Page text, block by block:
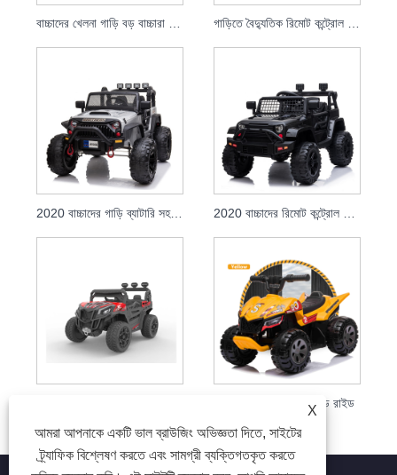
2020 বাচ্চাদের গাড়ি ব্যাটারি সহ 12v তে বৈদ্যুতিক রাইড
2021 ATV-তে নতুন কিড রাইড
X
আমরা আপনাকে একটি ভাল ব্রাউজিং অভিজ্ঞতা দিতে, সাইটের
ট্র্যাফিক বিশ্লেষণ করতে এবং সামগ্রী ব্যক্তিগতকৃত করতে